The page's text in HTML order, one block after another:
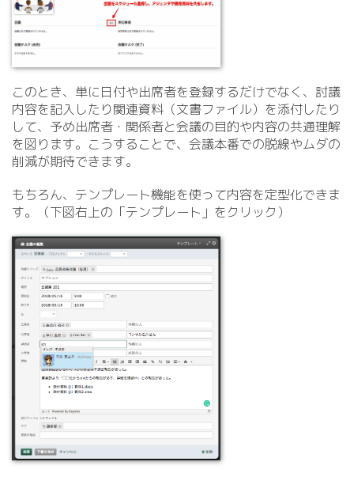
このとき、単に日付や出席者を登録するだけでなく、討議
内容を記入したり関連資料（文書ファイル）を添付したり
して、予め出席者・関係者と会議の目的や内容の共通理解
を図ります。こうすることで、会議本番での脱線やムダの
削減が期待できます。
もちろん、テンプレート機能を使って内容を定型化できま
す。（下図右上の「テンプレート」をクリック）